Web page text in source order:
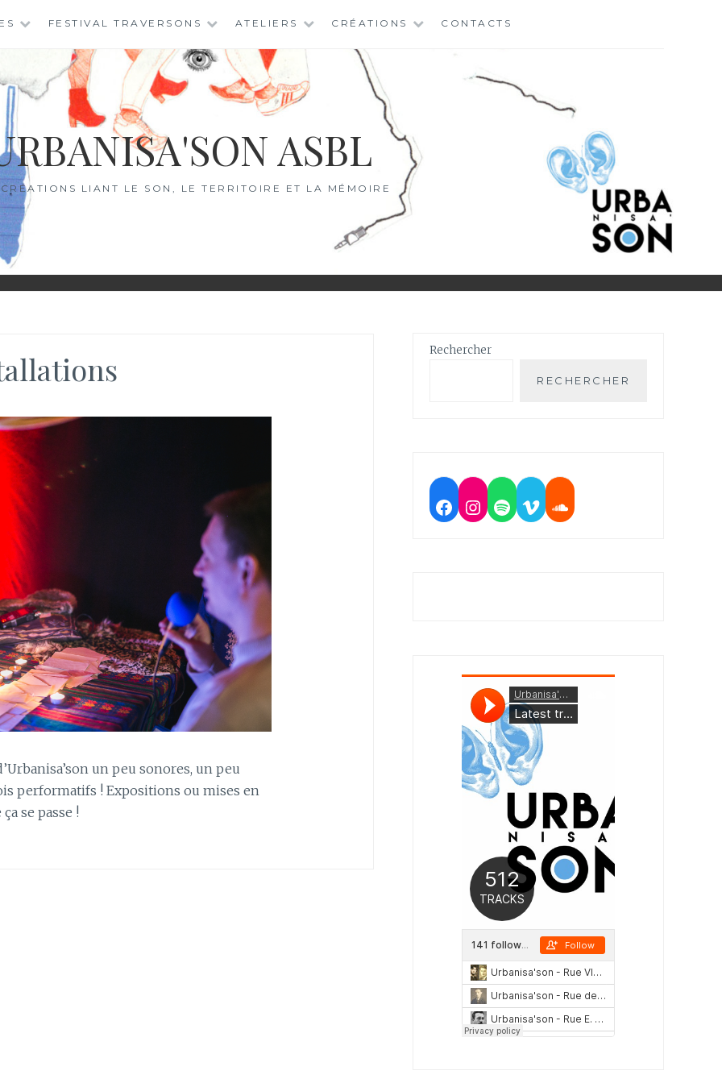
FESTIVAL TRAVERSONS ATELIERS CRÉATIONS CONTACTS
ASBL
LIANT LE SON, LE TERRITOIRE ET LA MÉMOIRE
un peu sonores, un peu
performatifs ! Expositions ou mises en
se passe !
Rechercher
RECHERCHER
Facebook
Instagram
Spotify
VimeoSoundcloud